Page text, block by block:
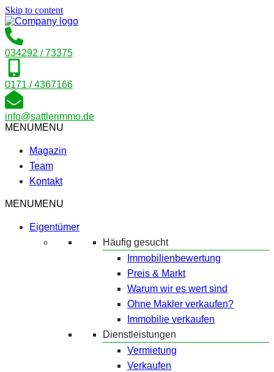
Skip to content
034292 / 73375
0171 / 4367166
info@sattlerimmo.de
MENUMENU
Magazin
Team
Kontakt
MENUMENU
Eigentümer
Häufig gesucht
Immobilienbewertung
Preis & Markt
Warum wir es wert sind
Ohne Makler verkaufen?
Immobilie verkaufen
Dienstleistungen
Vermietung
Verkaufen